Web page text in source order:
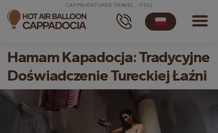
CAPPAVENTURES TRAVEL - 17102
Hamam Kapadocja: Tradycyjne
Doświadczenie Tureckiej Łaźni